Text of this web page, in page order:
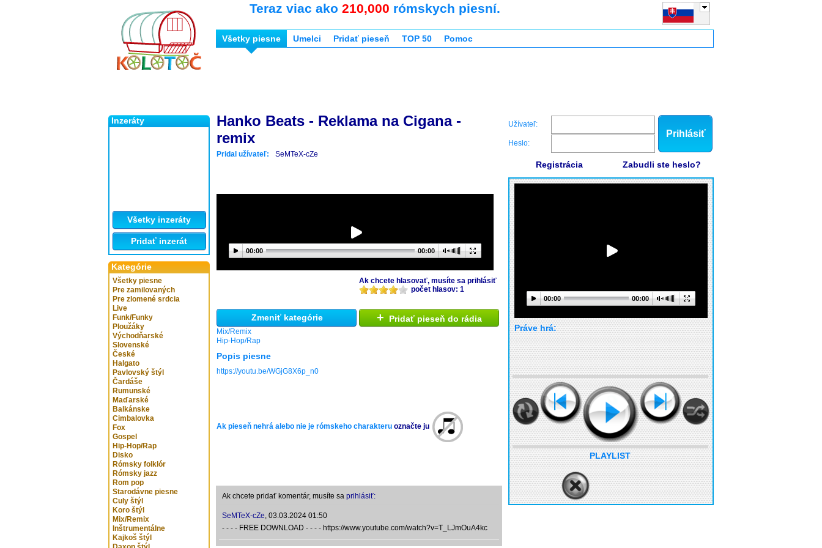
Inzeráty
Všetky inzeráty
Pridať inzerát
Kategórie
Všetky piesne
Pre zamilovaných
Pre zlomené srdcia
Live
Funk/Funky
Ploužáky
Východňarské
Slovenské
České
Halgato
Pavlovský štýl
Čardáše
Rumunské
Maďarské
Balkánske
Cimbalovka
Fox
Gospel
Hip-Hop/Rap
Disko
Rómsky folklór
Rómsky jazz
Rom pop
Starodávne piesne
Culy štýl
Koro štýl
Mix/Remix
Inštrumentálne
Kajkoš štýl
Teraz viac ako 210,000 rómskych piesní.
Všetky piesne Umelci Pridať pieseň TOP 50 Pomoc
Hanko Beats - Reklama na Cigana -
remix
Pridal užívateľ: SeMTeX-cZe
00:00 00:00
Ak chcete hlasovať, musíte sa prihlásiť
počet hlasov: 1
Zmeniť kategórie
Mix/Remix
Hip-Hop/Rap
+ Pridať pieseň do rádia
Popis piesne
https://youtu.be/WGjG8X6p_n0
Ak pieseň nehrá alebo nie je rómskeho charakteru označte ju
Ak chcete pridať komentár, musíte sa prihlásiť:
SeMTeX-cZe, 03.03.2024 01:50
- - - - FREE DOWNLOAD - - - - https://www.youtube.com/watch?v=T_LJmOuA4kc
Užívateľ:
Heslo:
Prihlásiť
Registrácia Zabudli ste heslo?
00:00 00:00
Práve hrá:
PLAYLIST